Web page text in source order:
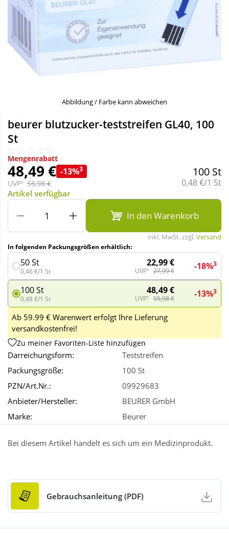
Sale
Schnäppchen
Sparsets
Täglich gut versorgt
Körperpflege & Kosmetik
Liebe & Erotik
Mutter & Kind
Nahrungsergänzung
Natur & Homöopathie
Sanitätshaus
Sport & Fitness
Wellness
Abbildung / Farbe kann abweichen
beurer blutzucker-teststreifen GL40, 100
St
Mengenrabatt
48,49 € -13%3
UVP¹ 55,98 €
100 St
Grundpreis:
0,48 €/1 St
Artikel verfügbar
In den Warenkorb
inkl. MwSt. zzgl.Versand
In folgenden Packungsgrößen erhältlich:
50 St
0,46 €/1 St
22,99 €
UVP¹ 27,99 € -18%3
100 St
0,48 €/1 St
48,49 €
UVP¹ 55,98 € -13%3
Ab 59.99 € Warenwert erfolgt Ihre Lieferung
versandkostenfrei!
Zu meiner Favoriten-Liste hinzufügen
Darreichungsform:
Teststreifen
Packungsgröße:
100 St
PZN/Art.Nr.:
09929683
Anbieter/Hersteller:
BEURER GmbH
Marke:
Beurer
Bei diesem Artikel handelt es sich um ein Medizinprodukt.
Gebrauchsanleitung (PDF)